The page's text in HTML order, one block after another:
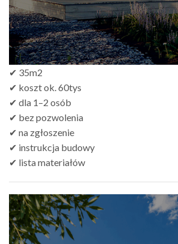
✔ 35m2
✔ koszt ok. 60tys
✔ dla 1–2 osób
✔ bez pozwolenia
✔ na zgłoszenie
✔ instrukcja budowy
✔ lista materiałów